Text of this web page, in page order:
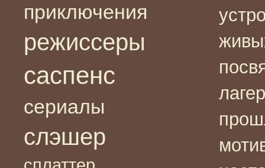
приключения
режиссеры
саспенс
сериалы
слэшер